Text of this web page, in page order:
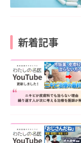
新着記事